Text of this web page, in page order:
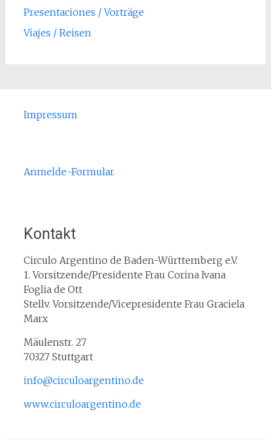
Presentaciones / Vorträge
Viajes / Reisen
Impressum
Anmelde-Formular
Kontakt
Circulo Argentino de Baden-Württemberg e.V.
1. Vorsitzende/Presidente Frau Corina Ivana
Foglia de Ott
Stellv. Vorsitzende/Vicepresidente Frau Graciela
Marx
Mäulenstr. 27
70327 Stuttgart
info@circuloargentino.de
www.circuloargentino.de